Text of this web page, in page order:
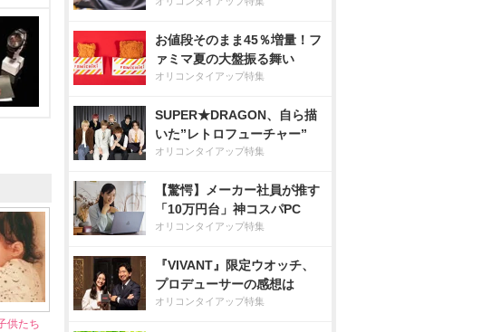
供たち
お値段そのまま45％増量！フ
ァミマ夏の大盤振る舞い
オリコンタイアップ特集
SUPER★DRAGON、自ら描
いた”レトロフューチャー”
オリコンタイアップ特集
【驚愕】メーカー社員が推す
「10万円台」神コスパPC
オリコンタイアップ特集
『VIVANT』限定ウオッチ、
プロデューサーの感想は
オリコンタイアップ特集